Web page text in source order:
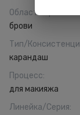
Область
брови
Тип/
карандаш
Процесс:
для макияжа
Линейка/Серия: